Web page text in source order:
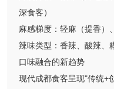
深食客）
麻感梯度：轻麻（提香）
辣味类型：香辣、酸辣、
口味融合的新趋势
现代成都食客呈现"传统+